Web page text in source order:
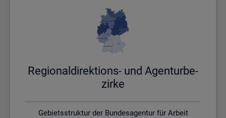
Re­gio­nal­di­rek­ti­ons- und Agen­tur­be­
zir­ke
Gebietsstruktur der Bundesagentur für Arbeit